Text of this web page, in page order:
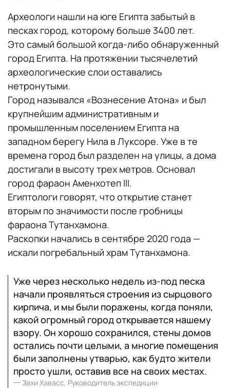
Археологи нашли на юге Египта забытый в
песках город, которому больше 3400 лет.
Это самый большой когда-либо обнаруженный
город Египта. На протяжении тысячелетий
археологические слои оставались
нетронутыми.
Город назывался «Вознесение Атона» и был
крупнейшим административным и
промышленным поселением Египта на
западном берегу Нила в Луксоре. Уже в те
времена город был разделен на улицы, а дома
достигали в высоту трех метров. Основал
город фараон Аменхотеп III.
Египтологи говорят, что открытие станет
вторым по значимости после гробницы
фараона Тутанхамона.
Раскопки начались в сентябре 2020 года —
искали погребальный храм Тутанхамона.
Уже через несколько недель из-под песка
начали проявляться строения из сырцового
кирпича, и мы были поражены, когда поняли,
какой огромный город открывается нашему
взору. Он хорошо сохранился, стены домов
остались почти целыми, а многие помещения
были заполнены утварью, как будто жители
просто ушли, оставив все на своих местах.
一 Захи Хавасс, Руководитель экспедиции